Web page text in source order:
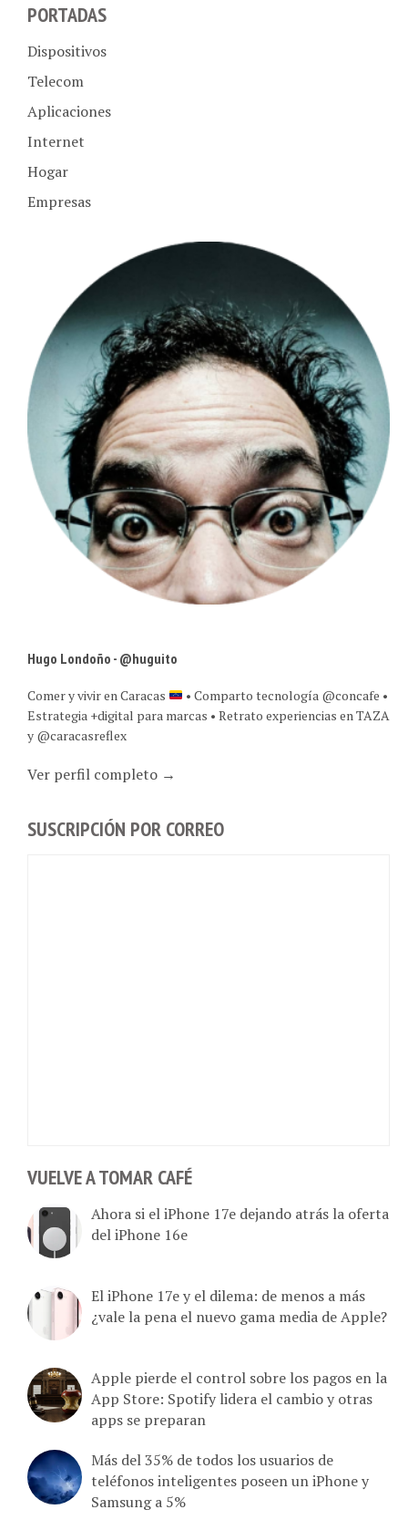
PORTADAS
Dispositivos
Telecom
Aplicaciones
Internet
Hogar
Empresas
Hugo Londoño - @huguito
Comer y vivir en Caracas
• Comparto tecnología @concafe •
Estrategia +digital para marcas • Retrato experiencias en TAZA
y @caracasreflex
Ver perfil completo →
SUSCRIPCIÓN POR CORREO
VUELVE A TOMAR CAFÉ
Ahora si el iPhone 17e dejando atrás la oferta
del iPhone 16e
El iPhone 17e y el dilema: de menos a más
¿vale la pena el nuevo gama media de Apple?
Apple pierde el control sobre los pagos en la
App Store: Spotify lidera el cambio y otras
apps se preparan
Más del 35% de todos los usuarios de
teléfonos inteligentes poseen un iPhone y
Samsung a 5%